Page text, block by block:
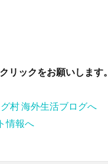
リックをお願いします。